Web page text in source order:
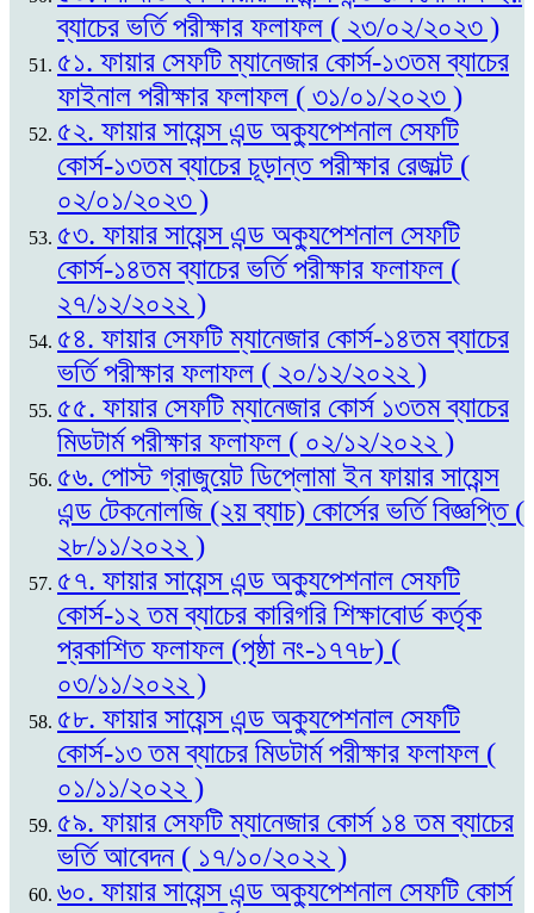
ব্যাচের ভর্তি পরীক্ষার ফলাফল ( ২৩/০২/২০২৩ )
৫১. ফায়ার সেফটি ম্যানেজার কোর্স-১৩তম ব্যাচের
ফাইনাল পরীক্ষার ফলাফল ( ৩১/০১/২০২৩ )
৫২. ফায়ার সায়েন্স এন্ড অক্যুপেশনাল সেফটি
কোর্স-১৩তম ব্যাচের চূড়ান্ত পরীক্ষার রেজাল্ট (
০২/০১/২০২৩ )
৫৩. ফায়ার সায়েন্স এন্ড অক্যুপেশনাল সেফটি
কোর্স-১৪তম ব্যাচের ভর্তি পরীক্ষার ফলাফল (
২৭/১২/২০২২ )
৫৪. ফায়ার সেফটি ম্যানেজার কোর্স-১৪তম ব্যাচের
ভর্তি পরীক্ষার ফলাফল ( ২০/১২/২০২২ )
৫৫. ফায়ার সেফটি ম্যানেজার কোর্স ১৩তম ব্যাচের
মিডটার্ম পরীক্ষার ফলাফল ( ০২/১২/২০২২ )
৫৬. পোস্ট গ্রাজুয়েট ডিপ্লোমা ইন ফায়ার সায়েন্স
এন্ড টেকনোলজি (২য় ব্যাচ) কোর্সের ভর্তি বিজ্ঞপ্তি (
২৮/১১/২০২২ )
৫৭. ফায়ার সায়েন্স এন্ড অক্যুপেশনাল সেফটি
কোর্স-১২ তম ব্যাচের কারিগরি শিক্ষাবোর্ড কর্তৃক
প্রকাশিত ফলাফল (পৃষ্ঠা নং-১৭৭৮) (
০৩/১১/২০২২ )
৫৮. ফায়ার সায়েন্স এন্ড অক্যুপেশনাল সেফটি
কোর্স-১৩ তম ব্যাচের মিডটার্ম পরীক্ষার ফলাফল (
০১/১১/২০২২ )
৫৯. ফায়ার সেফটি ম্যানেজার কোর্স ১৪ তম ব্যাচের
ভর্তি আবেদন ( ১৭/১০/২০২২ )
৬০. ফায়ার সায়েন্স এন্ড অক্যুপেশনাল সেফটি কোর্স